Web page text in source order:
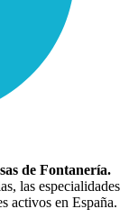
de Fontanería.
las especialidades
activos en España.